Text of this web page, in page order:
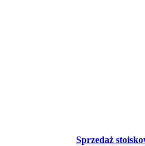
Sprzedaż